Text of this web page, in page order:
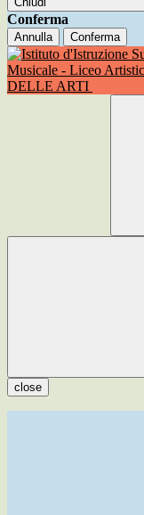
Conferma
Annulla Conferma
Musicale - Liceo
DELLE ARTI
close